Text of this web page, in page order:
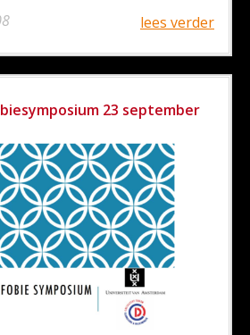
lees verder
23 september